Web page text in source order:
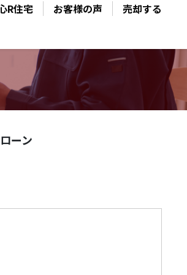
R住宅 お客様の声 売却する
ーン